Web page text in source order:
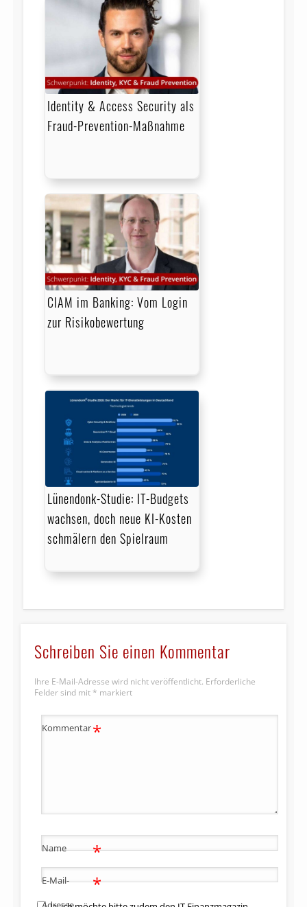
Identity & Access Security als
Fraud-Prevention-Maßnahme
CIAM im Banking: Vom Login
zur Risikobewertung
Lünendonk-Studie: IT-Budgets
wachsen, doch neue KI-Kosten
schmälern den Spielraum
Schreiben Sie einen Kommentar
Ihre E-Mail-Adresse wird nicht veröffentlicht. Erforderliche
Felder sind mit * markiert
Kommentar*
Name *
E-Mail-
*